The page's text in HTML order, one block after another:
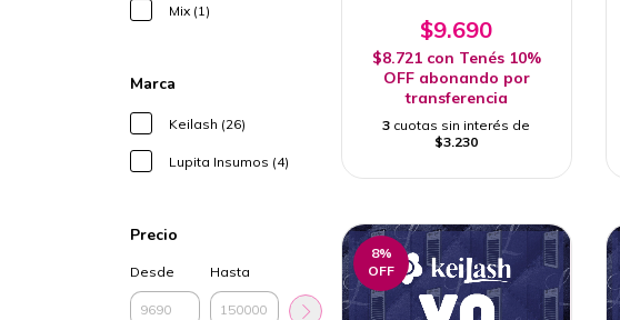
Mix (1)
Marca
Keilash (26)
Lupita Insumos (4)
Precio
Desde Hasta
$9.690
$8.721 con Tenés 10%
OFF abonando por
transferencia
3 cuotas sin interés de
$3.230
8%
OFF